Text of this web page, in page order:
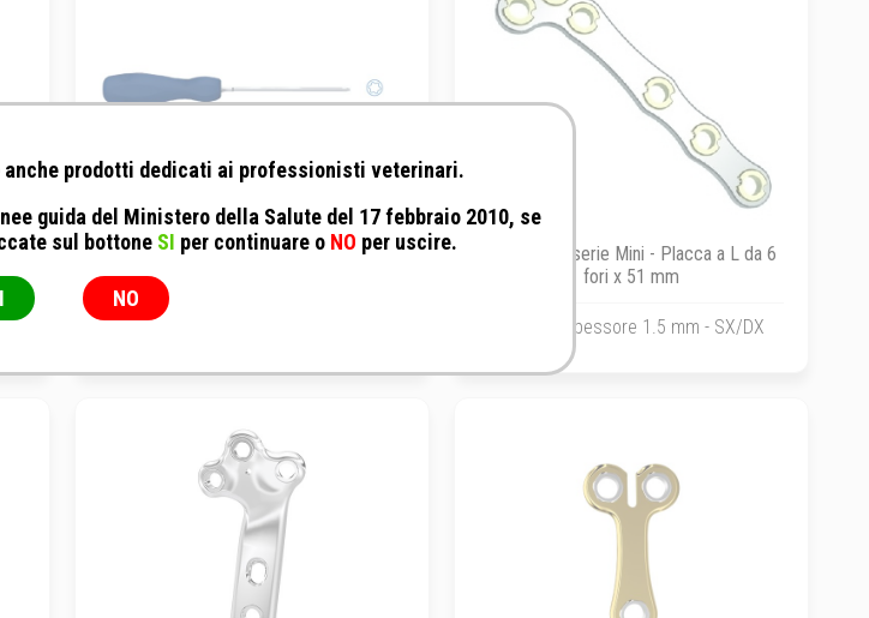
Fixin - Serie Large - Cacciavite a stella
Fixin - Fixin serie Mini - Placca a L da 6
fori x 51 mm
SX/DX - Spessore 1.5 mm - SX/DX
anche prodotti dedicati ai professionisti veterinari.
guida del Ministero della Salute del 17 febbraio 2010, se
sul bottone SI per continuare o NO per uscire.
NO